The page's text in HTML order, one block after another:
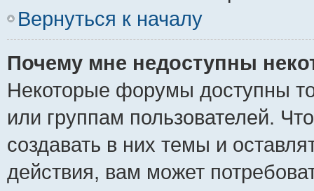
Вернуться к началу
Почему мне недоступны
Некоторые форумы доступны
или группам пользователей.
создавать в них темы и
действия, вам может